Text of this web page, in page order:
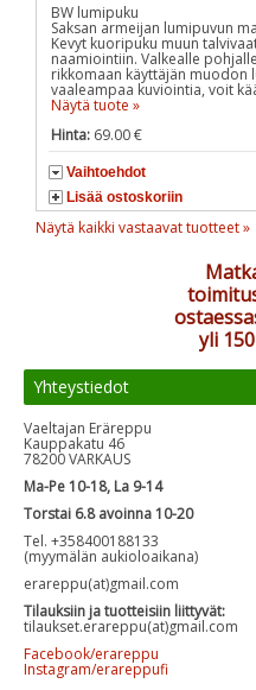
BW lumipuku
Saksan armeijan lumipuvun
Kevyt kuoripuku muun
naamiointiin. Valkealle
rikkomaan käyttäjän muodon
vaaleampaa kuviointia, voit
Näytä tuote »
Hinta: 69.00 €
Vaihtoehdot
Lisää ostoskoriin
Näytä kaikki vastaavat tuotteet »
yli
Yhteystiedot
Vaeltajan Eräreppu
Kauppakatu 46
78200 VARKAUS
Ma-Pe 10-18, La 9-14
Torstai 6.8 avoinna 10-20
Tel. +358400188133
(myymälän aukioloaikana)
erareppu(at)gmail.com
Tilauksiin ja tuotteisiin liittyvät:
tilaukset.erareppu(at)gmail.com
Facebook/erareppu
Instagram/erareppufi